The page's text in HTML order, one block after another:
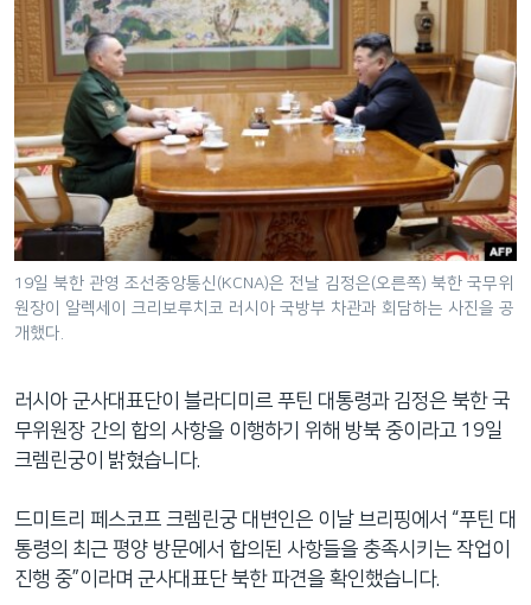
로
이
메
인
네
비
게
이
션
으
로
동
검
색
로
이
등
언어 선택
19일 북한 관영 조선중앙통신(KCNA)은 전날 김정은(오른쪽) 북한 국무위
원장이 알렉세이 크리보루치코 러시아 국방부 차관과 회담하는 사진을 공
개했다.
러시아 군사대표단이 블라디미르 푸틴 대통령과 김정은 북한 국
무위원장 간의 합의 사항을 이행하기 위해 방북 중이라고 19일
크렘린궁이 밝혔습니다.
드미트리 페스코프 크렘린궁 대변인은 이날 브리핑에서 “푸틴 대
통령의 최근 평양 방문에서 합의된 사항들을 충족시키는 작업이
진행 중”이라며 군사대표단 북한 파견을 확인했습니다.